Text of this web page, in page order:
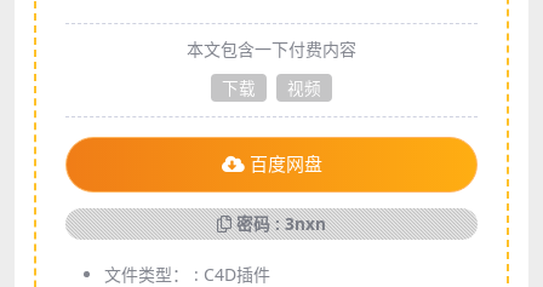
本文包含一下付费内容
下载
视频
百度网盘
密码 : 3nxn
文件类型： : C4D插件